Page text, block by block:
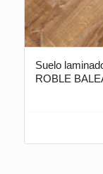
Suelo
ROBLE